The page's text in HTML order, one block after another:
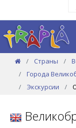
Страны
Города
Экскурсии